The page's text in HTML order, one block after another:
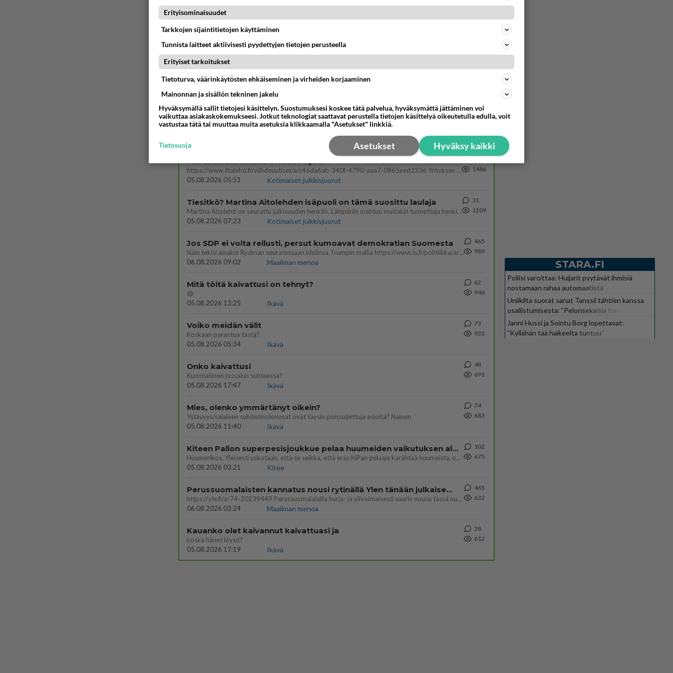
Kommentoi aloitusta...
Ketjusta on poistettu0sääntöjenvastaista viestiä.
LUETUIMMAT KESKUSTELUT
Martinan bisneksillä ei mene hyvin
https://www.iltalehti.fi/viihdeuutiset/a/c46da6ab-340f-4790-aaa7-0865eed2336 Yrityksen konkurssihakemus on tullut kärä
05.08.2026 05:51
Kotimaiset julkkisjuorut
1486
Tiesitkö? Martina Aitolehden isäpuoli on tämä suosittu laulaja
Martina Aitolehti on seurattu julkisuuden henkilö. Lähipiiriin mahtuu muitakin tunnettuja henkilöitä. Tiesitkö, että Ma
05.08.2026 07:23
Kotimaiset julkkisjuorut
31
1209
Jos SDP ei voita reilusti, persut kumoavat demokratian Suomesta
Näin tekisi ainakin Rydman seuratessaan idolinsa Trumpin mallia https://www.is.fi/politiikka/art-2000012187244.html
06.08.2026 09:02
Maailman menoa
465
989
Mitä töitä kaivattusi on tehnyt?
😅
05.08.2026 13:25
Ikävä
62
946
Voiko meidän välit
Koskaan parantua tästä?
05.08.2026 05:34
Ikävä
73
932
Onko kaivattusi
Kummallinen jossakin suhteessa?
05.08.2026 17:47
Ikävä
48
691
Mies, olenko ymmärtänyt oikein?
Ystävyys/salainen suhde/molemmat ovat täysin poissuljettuja asioita? Nainen
05.08.2026 11:40
Ikävä
74
683
Kiteen Pallon superpesisjoukkue pelaa huumeiden vaikutuksen alaisena
Huumerikos. Yleisesti uskotaan, että se seikka, että eräs KiPan pelaaja kärähtää huumeista, on vain jäävuoren huippu. M
05.08.2026 03:21
Kitee
102
675
Perussuomalaisten kannatus nousi rytinällä Ylen tänään julkaisemassa tuoreimmassa gallup-kyselyssä.
https://yle.fi/a/74-20239449 Perussuomalaisilla hurja- ja ylivoimaisesti suurin nousu tässä uudessa Ylen gallupissa. Kyl
06.08.2026 03:24
Maailman menoa
465
632
Kauanko olet kaivannut kaivattuasi ja
koska hänet löysit?
05.08.2026 17:19
Ikävä
38
612
STARA.FI
Poliisi varoittaa: Huijarit pyytävät ihmisiä
nostamaan rahaa automaatista
Uniikilta suorat sanat Tanssii tähtien kanssa
osallistumisesta: ”Pelonsekaisia tunteita”
Janni Hussi ja Sointu Borg lopettavat:
”Kyllähän tää haikeelta tuntuu”
Erityisominaisuudet
Tarkkojen sijaintitietojen käyttäminen
Tunnista laitteet aktiivisesti pyydettyjen tietojen perusteella
Erityiset tarkoitukset
Tietoturva, väärinkäytösten ehkäiseminen ja virheiden korjaaminen
Mainonnan ja sisällön tekninen jakelu
Hyväksymällä sallit tietojesi käsittelyn. Suostumuksesi koskee tätä palvelua, hyväksymättä jättäminen voi
vaikuttaa asiakaskokemukseesi. Jotkut teknologiat saattavat perustella tietojen käsittelyä oikeutetulla edulla, voit
vastustaa tätä tai muuttaa muita asetuksia klikkaamalla "Asetukset" linkkiä.
Hyväksy kaikki
Asetukset
Tietosuoja